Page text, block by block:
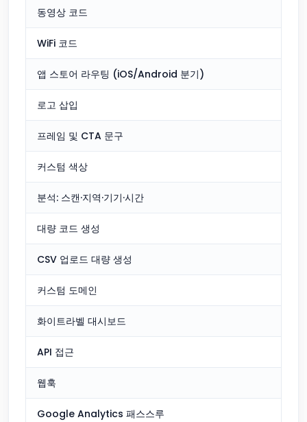
동영상 코드
WiFi 코드
앱 스토어 라우팅 (iOS/Android 분기)
로고 삽입
프레임 및 CTA 문구
커스텀 색상
분석: 스캔·지역·기기·시간
대량 코드 생성
CSV 업로드 대량 생성
커스텀 도메인
화이트라벨 대시보드
API 접근
웹훅
Google Analytics 패스스루